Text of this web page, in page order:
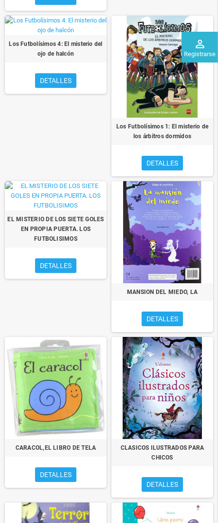
perm_identity
Registrarse
Los Futbolísimos 4: El misterio del
ojo de halcón
DETALLES
Los Futbolísimos 1: El misterio de
los árbitros dormidos
DETALLES
EL MISTERIO DE LOS SIETE GOLES
EN PROPIA PUERTA. LOS
FUTBOLISIMOS
DETALLES
MANSION DEL MIEDO, LA
DETALLES
CARACOL,EL LIBRO DE TELA
DETALLES
CLASICOS ILUSTRADOS PARA
CHICOS
DETALLES